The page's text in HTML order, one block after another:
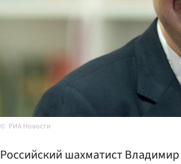
РИА Новости
Российский шахматист Владимир